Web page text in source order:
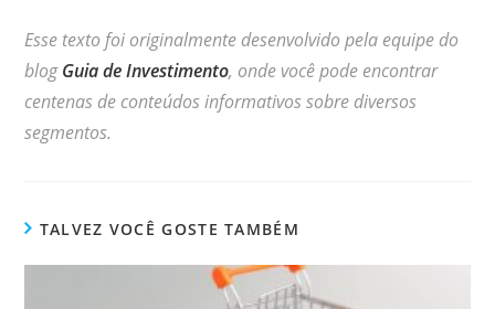
Esse texto foi originalmente desenvolvido pela equipe do
blogGuia de Investimento, onde você pode encontrar
centenas de conteúdos informativos sobre diversos
segmentos.
TALVEZ VOCÊ GOSTE TAMBÉM